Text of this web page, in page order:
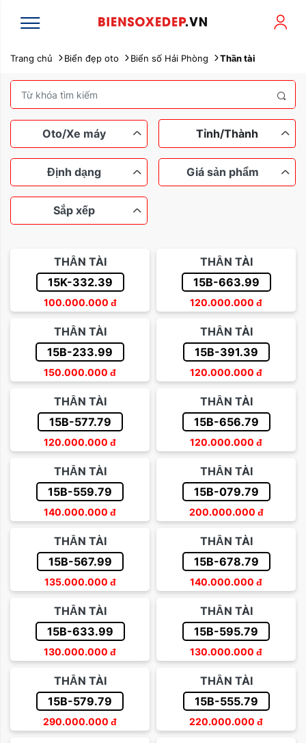
Trang chủ Biển đẹp oto Biển số Hải Phòng Thần tài
Oto/Xe máy
Xe máy Ô tô
Tỉnh/Thành
Định dạng
Lộc phát Thần tài
Sảnh rồng Dễ nhớ
Giá sản phẩm
Từ 100 đến 200 triệu
Từ 200 đến 500 triệu
Trên 500 triệu
Sắp xếp
Sắp xếp theo tên
Sắp xếp theo giá tăng dần
Sắp xếp theo giá giảm dần
THẦN TÀI
15K-332.39
100.000.000 đ
THẦN TÀI
15B-663.99
120.000.000 đ
THẦN TÀI
15B-233.99
150.000.000 đ
THẦN TÀI
15B-391.39
120.000.000 đ
THẦN TÀI
15B-577.79
120.000.000 đ
THẦN TÀI
15B-656.79
120.000.000 đ
THẦN TÀI
15B-559.79
140.000.000 đ
THẦN TÀI
15B-079.79
200.000.000 đ
THẦN TÀI
15B-567.99
135.000.000 đ
THẦN TÀI
15B-678.79
140.000.000 đ
THẦN TÀI
15B-633.99
130.000.000 đ
THẦN TÀI
15B-595.79
130.000.000 đ
THẦN TÀI
15B-579.79
290.000.000 đ
THẦN TÀI
15B-555.79
220.000.000 đ